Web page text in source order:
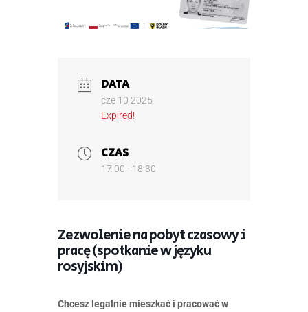
DATA
cze 10 2025
Expired!
CZAS
17:00 - 18:30
Zezwolenie na pobyt czasowy i
pracę (spotkanie w języku
rosyjskim)
Chcesz legalnie mieszkać i pracować w